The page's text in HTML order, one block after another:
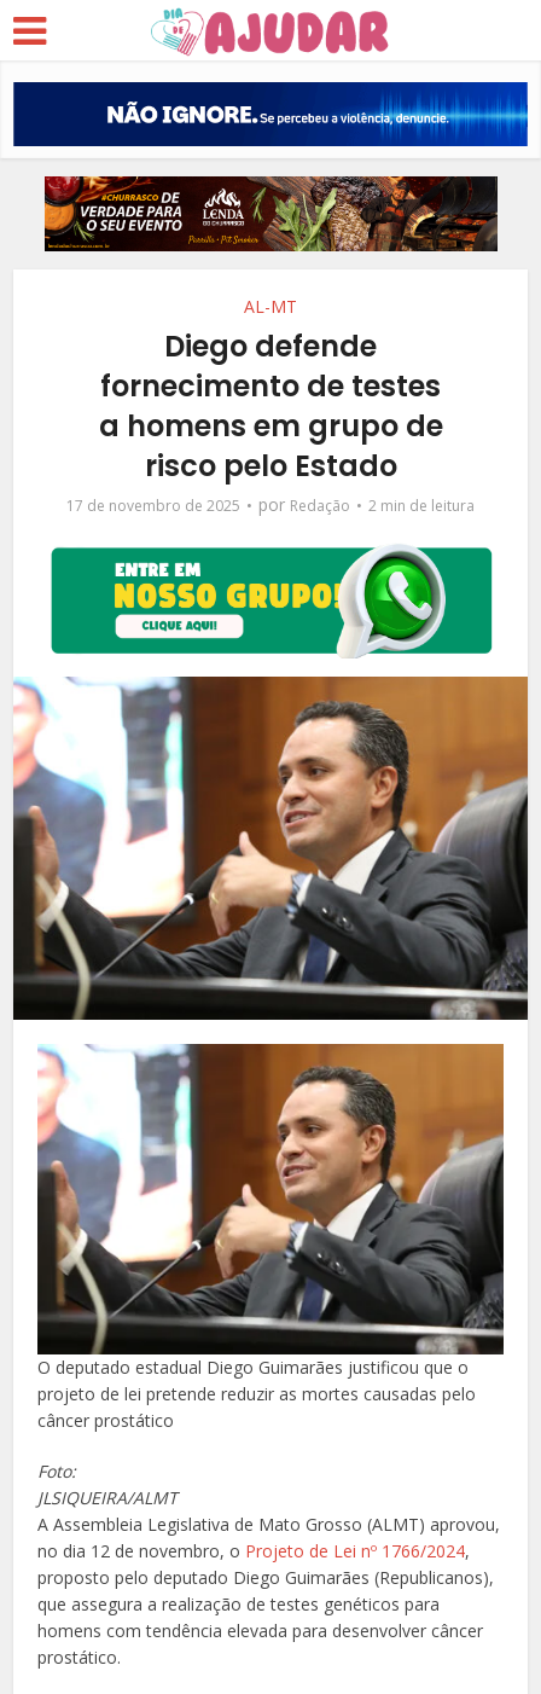
AL-MT
Diego defende
fornecimento de testes
a homens em grupo de
risco pelo Estado
17 de novembro de 2025 por Redação 2 min de leitura
O deputado estadual Diego Guimarães justificou que o
projeto de lei pretende reduzir as mortes causadas pelo
câncer prostático
Foto:
JLSIQUEIRA/ALMT
A Assembleia Legislativa de Mato Grosso (ALMT) aprovou,
no dia 12 de novembro, o Projeto de Lei nº 1766/2024,
proposto pelo deputado Diego Guimarães (Republicanos),
que assegura a realização de testes genéticos para
homens com tendência elevada para desenvolver câncer
prostático.